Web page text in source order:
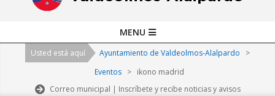
Navigation
MENU
Usted está aquí Ayuntamiento de Valdeolmos-Alalpardo
>
Eventos > ikono madrid
Correo municipal | Inscríbete y recibe noticias y avisos